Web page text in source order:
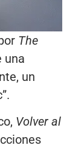
The
una
un
Volver al